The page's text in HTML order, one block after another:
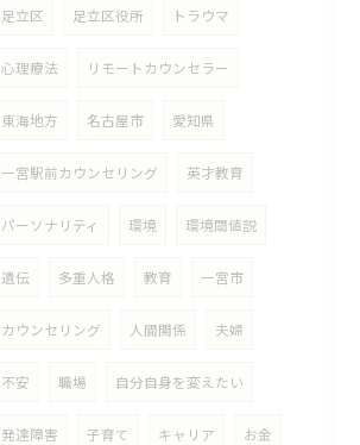
足立区 足立区役所 トラウマ
心理療法 リモートカウンセラー
東海地方 名古屋市 愛知県
一宮駅前カウンセリング 英才教育
パーソナリティ 環境 環境閾値説
遺伝 多重人格 教育 一宮市
カウンセリング 人間関係 夫婦
不安 職場 自分自身を変えたい
発達障害 子育て キャリア お金